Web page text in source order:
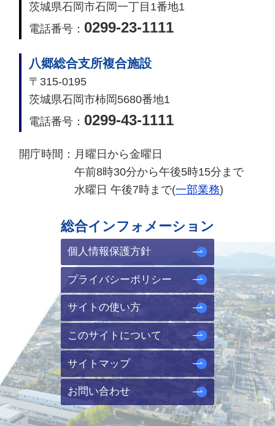
茨城県石岡市石岡一丁目1番地1
電話番号： 0299-23-1111
八郷総合支所複合施設
〒315-0195
茨城県石岡市柿岡5680番地1
電話番号： 0299-43-1111
開庁時間： 月曜日から金曜日
午前8時30分から午後5時15分まで
水曜日 午後7時まで(一部業務)
総合インフォメーション
個人情報保護方針
プライバシーポリシー
サイトの使い方
このサイトについて
サイトマップ
お問い合わせ